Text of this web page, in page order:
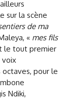
sur la scène
de ma
« mes fils
le tout premier
voix
pour le
Ndiki,